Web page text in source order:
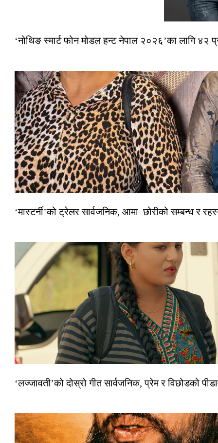
‘नोथिङ स्मार्ट फोन मोडल हन्ट नेपाल २०२६’का लागि ४२
‘मास्टर्नी’को ट्रेलर सार्वजनिक, आमा–छोरीको सम्बन्ध र
‘लज्जावती’को दोस्रो गीत सार्वजनिक, प्रेम र विछोडको